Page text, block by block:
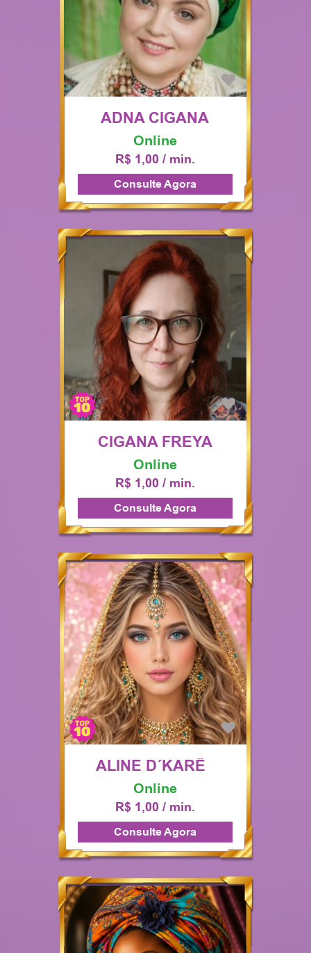
ADNA CIGANA
Online
R$ 1,00 / min.
Consulte Agora
CIGANA FREYA
Online
R$ 1,00 / min.
Consulte Agora
ALINE D´KARÊ
Online
R$ 1,00 / min.
Consulte Agora